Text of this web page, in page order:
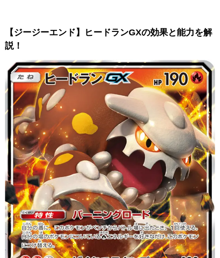
【ジージーエンド】ヒードランGXの効果と能力を解
説！